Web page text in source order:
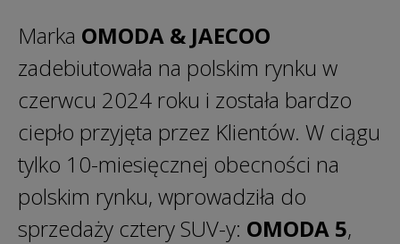
Marka OMODA & JAECOO
zadebiutowała na polskim rynku w
czerwcu 2024 roku i została bardzo
ciepło przyjęta przez Klientów. W ciągu
tylko 10-miesięcznej obecności na
polskim rynku, wprowadziła do
sprzedaży cztery SUV-y: OMODA 5,